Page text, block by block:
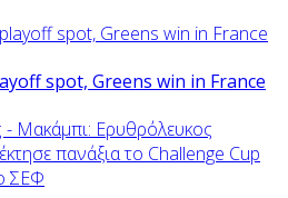
spot, Greens win in France